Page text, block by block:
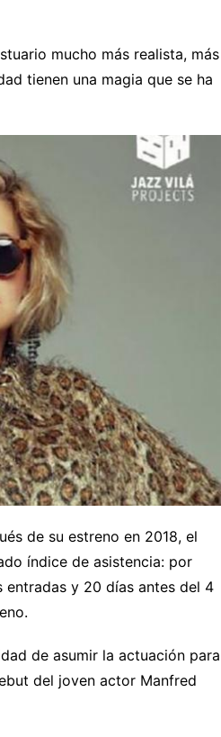
mucho más realista, más
tienen una magia que se ha
de su estreno en 2018, el
índice de asistencia: por
entradas y 20 días antes del 4
de asumir la actuación para
del joven actor Manfred